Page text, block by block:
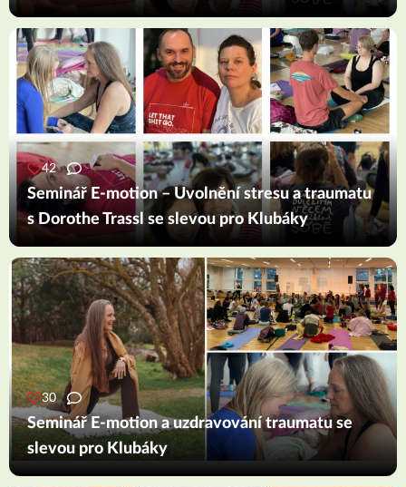
42
Seminář E-motion – Uvolnění stresu a traumatu
s Dorothe Trassl se slevou pro Klubáky
30
Seminář E-motion a uzdravování traumatu se
slevou pro Klubáky